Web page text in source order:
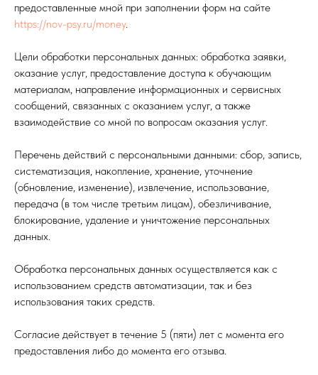
предоставленные мной при заполнении форм на сайте
https://nov-psy.ru/money.
Цели обработки персональных данных: обработка заявки,
оказание услуг, предоставление доступа к обучающим
материалам, направление информационных и сервисных
сообщений, связанных с оказанием услуг, а также
взаимодействие со мной по вопросам оказания услуг.
Перечень действий с персональными данными: сбор, запись,
систематизация, накопление, хранение, уточнение
(обновление, изменение), извлечение, использование,
передача (в том числе третьим лицам), обезличивание,
блокирование, удаление и уничтожение персональных
данных.
Обработка персональных данных осуществляется как с
использованием средств автоматизации, так и без
использования таких средств.
Согласие действует в течение 5 (пяти) лет с момента его
предоставления либо до момента его отзыва.